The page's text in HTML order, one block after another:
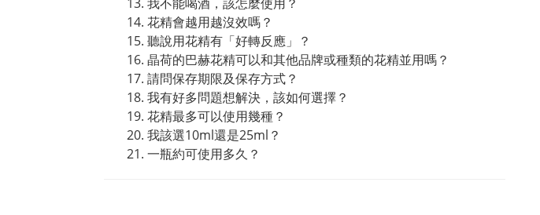
花精會越用越沒效嗎？
聽說用花精有「好轉反應」？
晶荷的巴赫花精可以和其他品牌或種類的花精並用嗎？
請問保存期限及保存方式？
我有好多問題想解決，該如何選擇？
花精最多可以使用幾種？
我該選10ml還是25ml？
一瓶約可使用多久？